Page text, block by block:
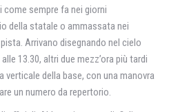
sempre fa nei giorni
della statale o ammassata nei
Arrivano disegnando nel cielo
13.30, altri due mezz’ora più tardi
della base, con una manovra
un numero da repertorio.